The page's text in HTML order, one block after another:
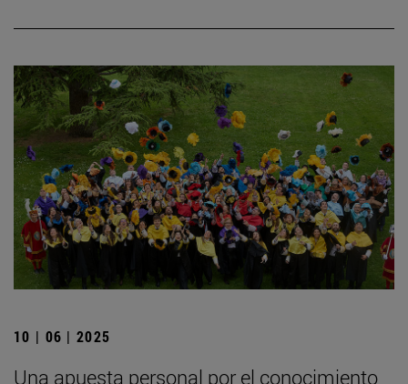
10 | 06 | 2025
Una apuesta personal por el conocimiento